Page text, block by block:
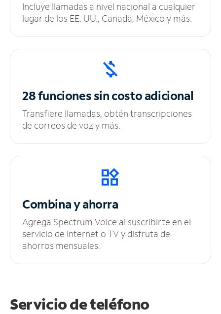
Incluye llamadas a nivel nacional a cualquier
lugar de los EE. UU., Canadá, México y más.
28 funciones sincosto adicional
Transfiere llamadas, obtén transcripciones
de correos de voz y más.
Combina y ahorra
Agrega Spectrum Voice al suscribirte en el
servicio de Internet o TV y disfruta de
ahorros mensuales.
Servicio de teléfono